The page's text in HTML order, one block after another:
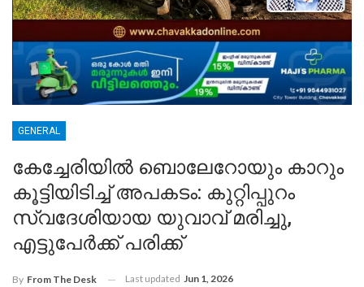
GENERAL
കേച്ചേരിയിൽ ബൊലേറോയും കാറും
കൂട്ടിയിടിച്ച് അപകടം: കുറ്റിപ്പുറം
സ്വദേശിയായ യുവാവ് മരിച്ചു,
എട്ടുപേർക്ക് പരിക്ക്
By From The Desk Last updated Jun 1, 2026